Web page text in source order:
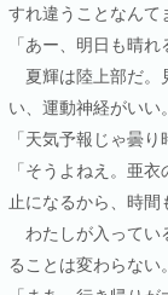
すれ違うことなんて
「あー、明日も晴
夏輝は陸上部だ。
い、運動神経がいい
「天気予報じゃ曇
「そうよねえ。亜
止になるから、時
わたしが入ってい
ることは変わらない